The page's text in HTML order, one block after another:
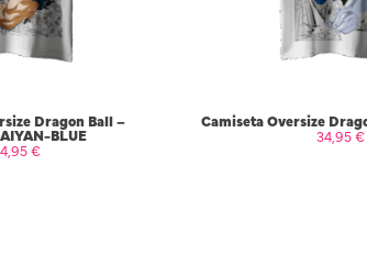
Dragon Ball –
BLUE
€
Camiseta Oversize
34,95€